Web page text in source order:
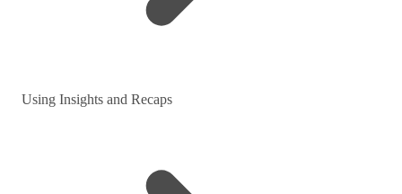
Using Insights and Recaps